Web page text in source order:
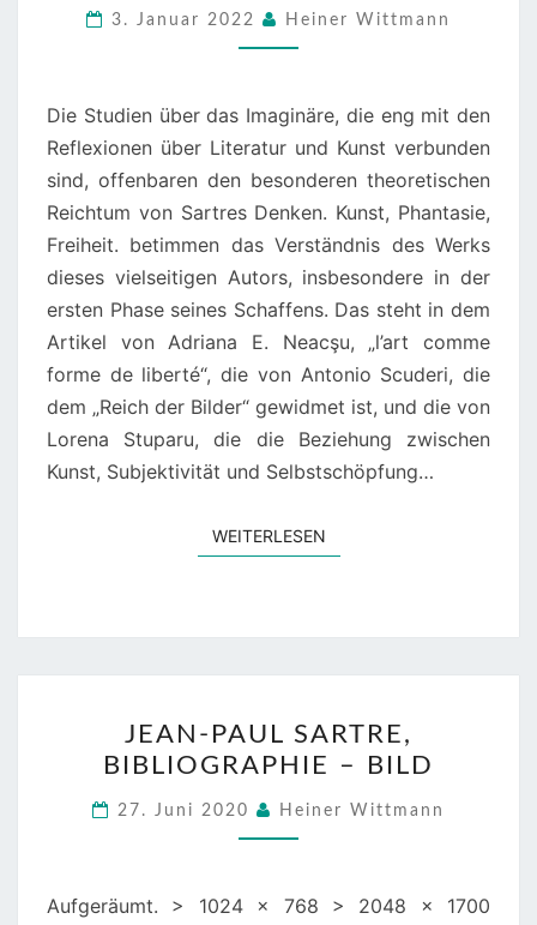
SARTRE
E
CONTEMPORANEA.
IMMAGINI
E
IMMAGINARI
3. Januar 2022 Heiner Wittmann
Die Studien über das Imaginäre, die eng mit den
Reflexionen über Literatur und Kunst verbunden
sind, offenbaren den besonderen theoretischen
Reichtum von Sartres Denken. Kunst, Phantasie,
Freiheit. betimmen das Verständnis des Werks
dieses vielseitigen Autors, insbesondere in der
ersten Phase seines Schaffens. Das steht in dem
Artikel von Adriana E. Neacşu, „l’art comme
forme de liberté“, die von Antonio Scuderi, die
dem „Reich der Bilder“ gewidmet ist, und die von
Lorena Stuparu, die die Beziehung zwischen
Kunst, Subjektivität und Selbstschöpfung…
WEITERLESENWEITERLESEN
PAUL
SARTRE,
BIBLIOGRAPHIE
–
JEAN-PAUL SARTRE,
BIBLIOGRAPHIE – BILD
27. Juni 2020 Heiner Wittmann
Aufgeräumt. > 1024 x 768 > 2048 x 1700